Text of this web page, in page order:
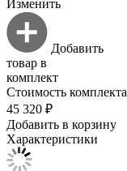
Изменить
Добавить
товар в
комплект
Стоимость комплекта
45 320 ₽
Добавить в корзину
Характеристики